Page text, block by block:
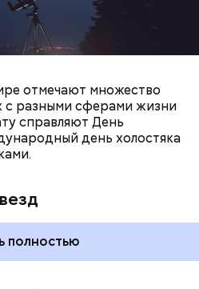
отмечают множество
с разными сферами жизни
справляют День
день холостяка
полностью